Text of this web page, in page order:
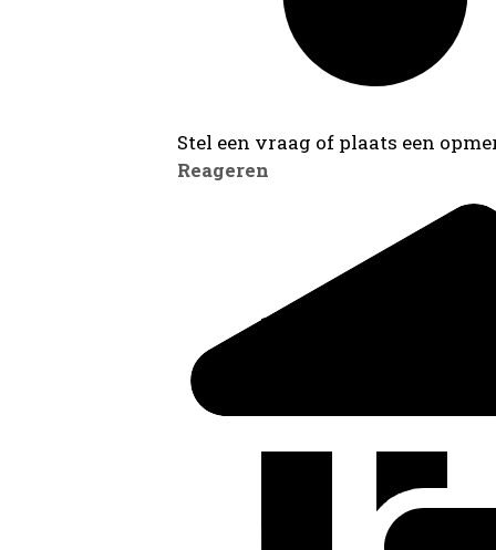
Stel een vraag of plaats een
Reageren